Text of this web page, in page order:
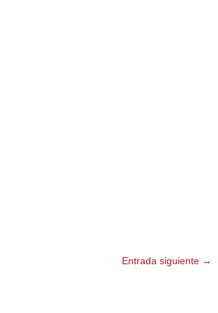
Entrada siguiente →